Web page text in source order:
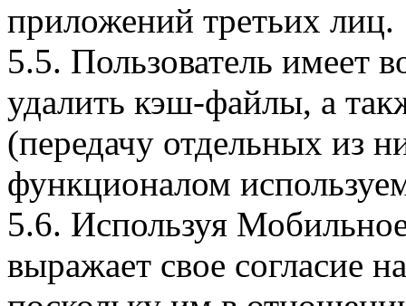
приложений третьих лиц.
5.5. Пользователь имеет
удалить кэш-файлы, а
(передачу отдельных из
функционалом
5.6. Используя
выражает свое согласие